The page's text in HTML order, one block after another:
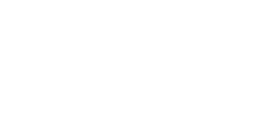
are used to help us analyze how the website is used and to offer